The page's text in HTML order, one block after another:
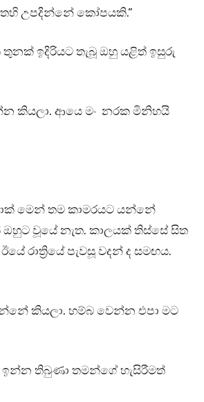
උපදින්නේ කෝපයකි.”
ඉදිරියට තැබූ ඔහු යළිත් ඉසුරු
කියලා. ආයෙ මං නරක මිනිහයි
මෙන් තම කාමරයට යන්නේ
වූයේ නැත. කාලයක් තිස්සේ සිත
රාත්‍රියේ පැවසූ වදන් ද සමඟය.
කියලා. හම්බ වෙන්න එපා මට
ඉන්න තිබුණා තමන්ගේ හැසිරීමත්